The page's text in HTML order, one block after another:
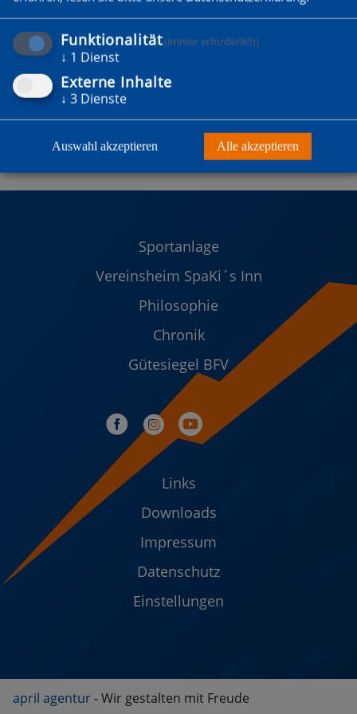
Sportanlage
Vereinsheim SpaKi´s Inn
Philosophie
Chronik
Gütesiegel BFV
Links
Downloads
Impressum
Datenschutz
Einstellungen
april agentur- Wir gestalten mit Freude
Funktionalität(immer erforderlich)
↓ 1 Dienst
Externe Inhalte
↓ 3 Dienste
Auswahl akzeptieren Alle akzeptieren